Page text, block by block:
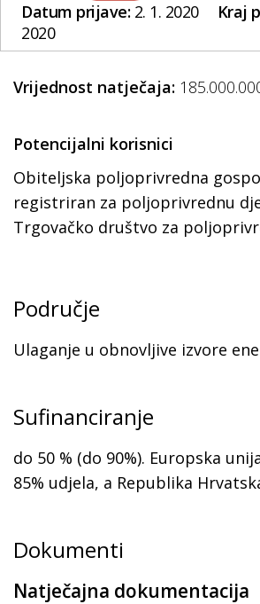
Datum prijave:2. 1. 2020 Kraj
2020
Vrijednost natječaja:
Potencijalni korisnici
Obiteljska poljoprivredna
registriran za poljoprivrednu
Trgovačko društvo za
Područje
Ulaganje u obnovljive izvore
Sufinanciranje
do 50 % (do 90%). Europska
85% udjela, a Republika
Dokumenti
Natječajna dokumentacija